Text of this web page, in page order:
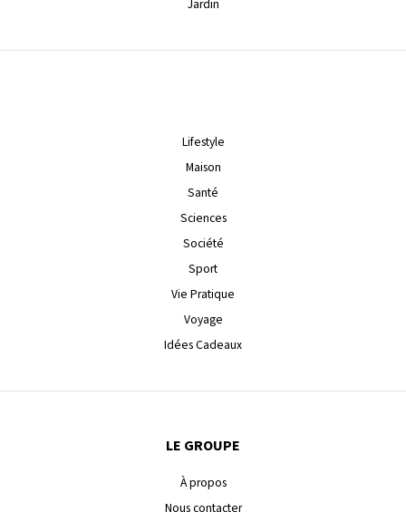
Jardin
Lifestyle
Maison
Santé
Sciences
Société
Sport
Vie Pratique
Voyage
Idées Cadeaux
LE GROUPE
À propos
Nous contacter